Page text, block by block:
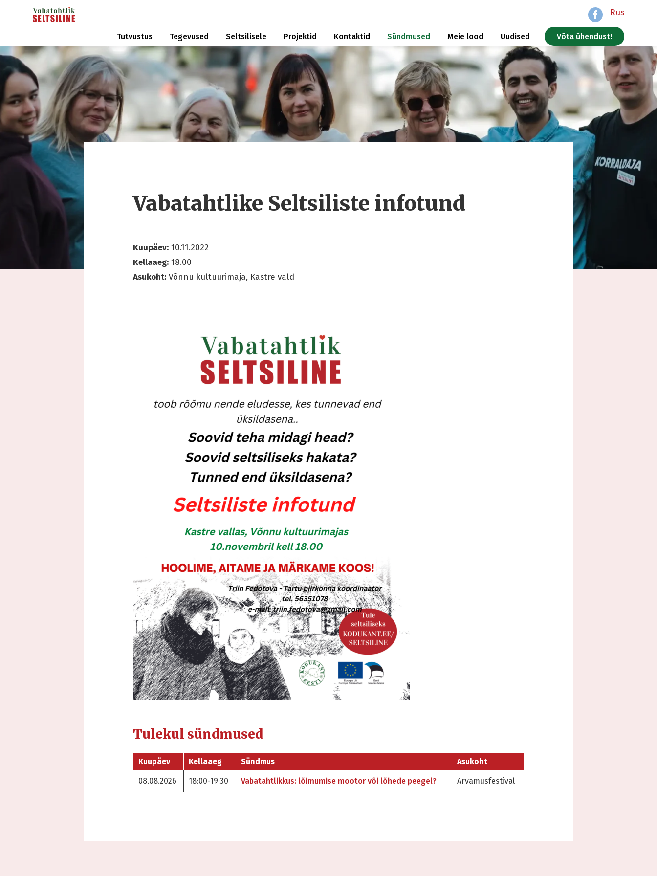
Rus
Tutvustus Tegevused Seltsilisele Projektid Kontaktid Sündmused Meie lood Uudised Võta ühendust!
Vabatahtlike Seltsiliste infotund
Kuupäev: 10.11.2022
Kellaaeg: 18.00
Asukoht: Võnnu kultuurimaja, Kastre vald
Tulekul sündmused
Kuupäev Kellaaeg Sündmus Asukoht
08.08.2026 18:00-19:30 Vabatahtlikkus: lõimumise mootor või lõhede peegel? Arvamusfestival